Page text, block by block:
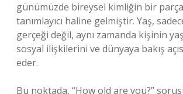
günümüzde bireysel kimliğin bir
tanımlayıcı haline gelmiştir. Yaş,
gerçeği değil, aynı zamanda kişinin
sosyal ilişkilerini ve dünyaya bakış
eder.
Bu noktada, “How old are you?”